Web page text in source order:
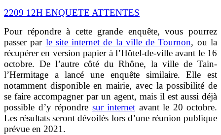
2209 12H ENQUETE ATTENTES
Pour répondre à cette grande enquête, vous pourrez
passer par le site internet de la ville de Tournon, ou la
récupérer en version papier à l’Hôtel-de-ville avant le 16
octobre. De l’autre côté du Rhône, la ville de Tain-
l’Hermitage a lancé une enquête similaire. Elle est
notamment disponible en mairie, avec la possibilité de
se faire accompagner par un agent, mais il est aussi déjà
possible d’y répondre sur internet avant le 20 octobre.
Les résultats seront dévoilés lors d’une réunion publique
prévue en 2021.